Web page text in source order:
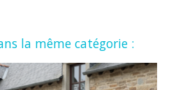
la même catégorie :